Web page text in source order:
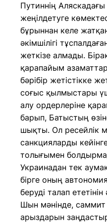
Путиннің
жеңілдетуге
бұрыннан келе
әкімшілігі
жеткізе алмады.
қарапайым
бәрібір жетістікке
соғыс қылмыстары
алу ордерлеріне
барып, Батыстың
шықты. Ол ресейлік
санкцияларды
толығымен
Украинадан тек
бірге оның
беруді талап
Шын мәнінде, саммит
арыздарын